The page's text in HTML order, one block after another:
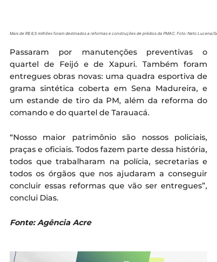
Mais de R$ 8,5 milhões foram destinados a reformas e construções de prédios da PMAC. Foto: Neto Lucena/
Passaram por manutenções preventivas o
quartel de Feijó e de Xapuri. Também foram
entregues obras novas: uma quadra esportiva de
grama sintética coberta em Sena Madureira, e
um estande de tiro da PM, além da reforma do
comando e do quartel de Tarauacá.
“Nosso maior patrimônio são nossos policiais,
praças e oficiais. Todos fazem parte dessa história,
todos que trabalharam na polícia, secretarias e
todos os órgãos que nos ajudaram a conseguir
concluir essas reformas que vão ser entregues”,
conclui Dias.
Fonte: Agência Acre